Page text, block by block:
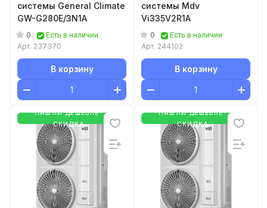
системы General Climate
GW-G280E/3N1A
0
Есть в наличии
Арт. 237370
В корзину
системы Mdv
Vi335V2R1A
0
Есть в наличии
Арт. 244102
В корзину
НАШЛИ ДЕШЕВЛЕ-
СКИДКА
НАШЛИ ДЕШЕВЛЕ-
СКИДКА